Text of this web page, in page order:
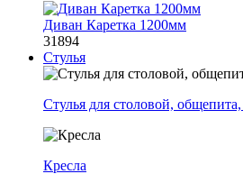
Диван Каретка 1200мм
31894
Стулья
Стулья для столовой,
Кресла